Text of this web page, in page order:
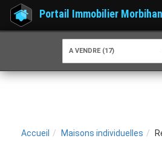
Portail Immobilier Morbihan
A VENDRE (17)
Accueil Maisons individuelles